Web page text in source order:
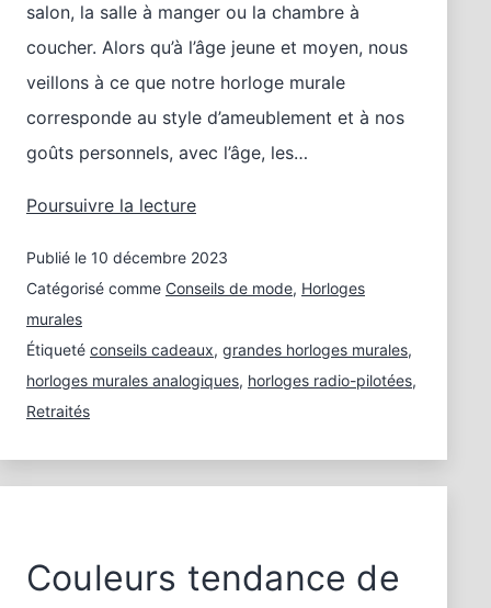
salon, la salle à manger ou la chambre à
coucher. Alors qu’à l’âge jeune et moyen, nous
veillons à ce que notre horloge murale
corresponde au style d’ameublement et à nos
goûts personnels, avec l’âge, les…
Poursuivre la lectureHorloges
à
lire
les
personnes
âgées
Publié le 10 décembre 2023
Catégorisé comme Conseils de mode, Horloges
murales
Étiqueté conseils cadeaux, grandes horloges murales,
horloges murales analogiques, horloges radio-pilotées,
Retraités
Couleurs tendance de